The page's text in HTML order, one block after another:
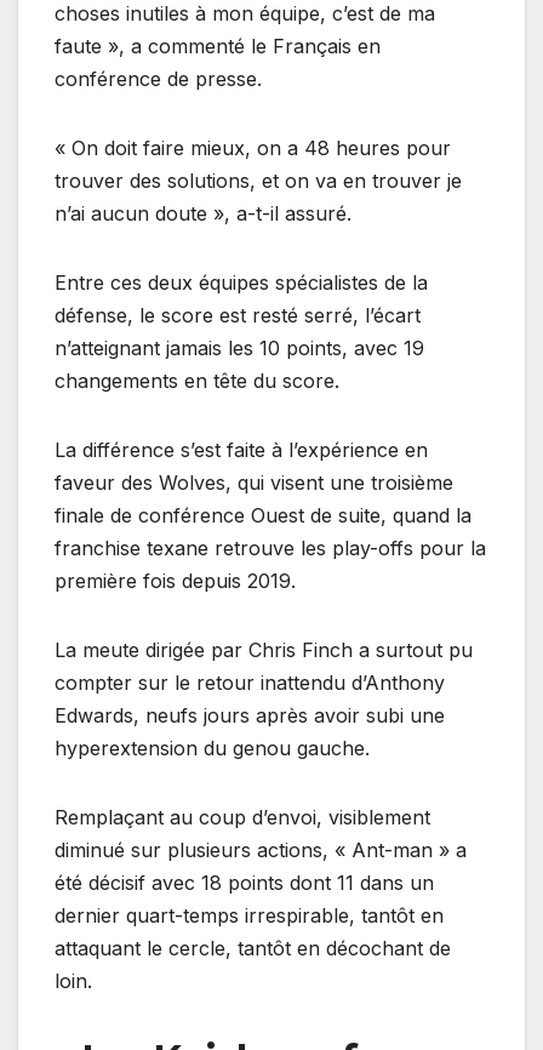
choses inutiles à mon équipe, c’est de ma
faute », a commenté le Français en
conférence de presse.
« On doit faire mieux, on a 48 heures pour
trouver des solutions, et on va en trouver je
n’ai aucun doute », a-t-il assuré.
Entre ces deux équipes spécialistes de la
défense, le score est resté serré, l’écart
n’atteignant jamais les 10 points, avec 19
changements en tête du score.
La différence s’est faite à l’expérience en
faveur des Wolves, qui visent une troisième
finale de conférence Ouest de suite, quand la
franchise texane retrouve les play-offs pour la
première fois depuis 2019.
La meute dirigée par Chris Finch a surtout pu
compter sur le retour inattendu d’Anthony
Edwards, neufs jours après avoir subi une
hyperextension du genou gauche.
Remplaçant au coup d’envoi, visiblement
diminué sur plusieurs actions, « Ant-man » a
été décisif avec 18 points dont 11 dans un
dernier quart-temps irrespirable, tantôt en
attaquant le cercle, tantôt en décochant de
loin.